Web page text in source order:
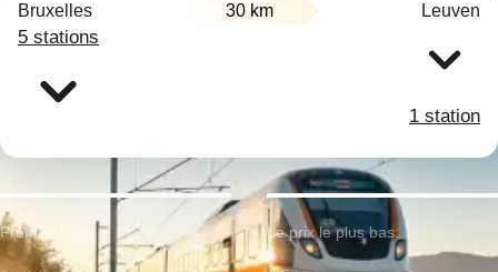
Bruxelles 30 km Leuven
5 stations
1 station
Premier train: Le prix le plus bas: